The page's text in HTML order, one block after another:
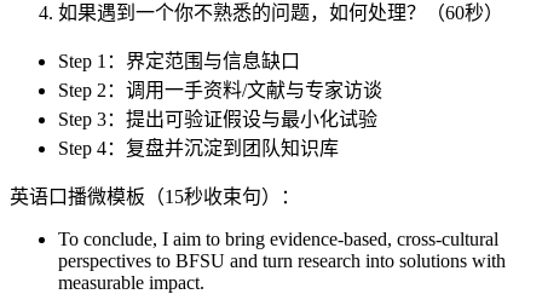
如果遇到一个你不熟悉的问题，如何处理？（60秒）
Step 1：界定范围与信息缺口
Step 2：调用一手资料/文献与专家访谈
Step 3：提出可验证假设与最小化试验
Step 4：复盘并沉淀到团队知识库
英语口播微模板（15秒收束句）：
To conclude, I aim to bring evidence-based, cross-cultural
perspectives to BFSU and turn research into solutions with
measurable impact.